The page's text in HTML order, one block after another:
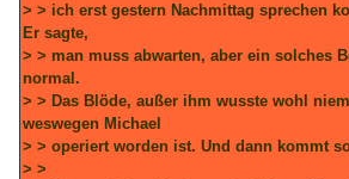
> > ich erst gestern Nachmittag sprechen
Er sagte,
> > man muss abwarten, aber ein solches
normal.
> > Das Blöde, außer ihm wusste wohl
weswegen Michael
> > operiert worden ist. Und dann kommt
> >